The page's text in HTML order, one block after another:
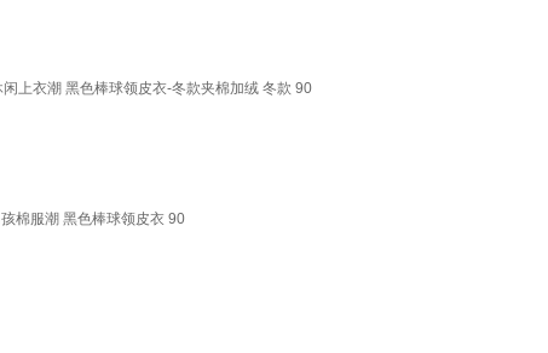
上衣潮 黑色棒球领皮衣-冬款夹棉加绒 冬款 90
棉服潮 黑色棒球领皮衣 90